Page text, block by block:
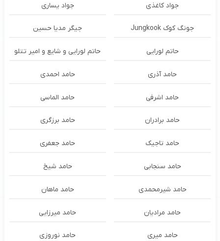
جواد کاغذی جواد یساری
جونگ کوک Jungkook جیگر مدیا حسین
حاتم لورایی حاتم لورایی و شایع و امیر تتلو
حامد آذری حامد احمدی
حامد اشرفی حامد الماسی
حامد برادران حامد برزگری
حامد تاجیک حامد جعفری
حامد سنجابی حامد شیخ
حامد شیرمحمدی حامد ماهان
حامد مرادیان حامد میرزایی
حامد میری حامد نوروزی